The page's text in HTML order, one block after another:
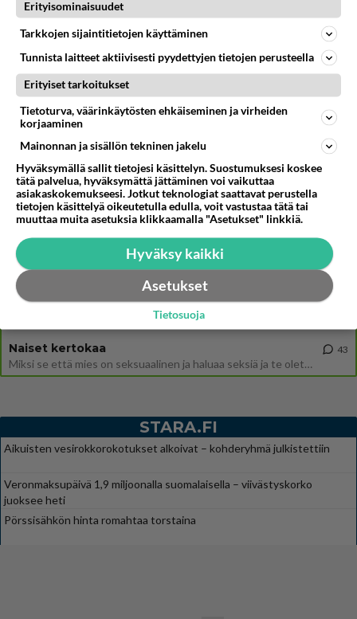
Muistatko? Kädestä suuhun elävä Satu sai jättimäisen rahasalkun
Henry-miljonääriltä
Tänä iltana tv:ssä - Vuoden 1992 katsotuin kotimainen elokuva
Olisitko uskonut, että nämä julkkikset lähtevät suosikkisarjaan?
Petolliset alkaa jättiyllätyksellä
2 km on nykyään liian pitkä koulumatka
Hesarissa päivitellään lapset joutuu nyt kulkemaan 2 km kouluun jösses. Ruostefillarilla tuo matka menee vaikka miten äk
Miesten tuijotus
Mutta mies vain tuijottaa, siinä vaiheessa käännän itse pään pois. Mikä juttu? Yleensä jos joku tuijottaa tai katsoo, hä
Uusioperheen aikuiset lapset tyhjentää jääkaapin käydessään
GALLUP: Mikä on arkiruokabravuurisi?
Naiset kertokaa
Miksi se että mies on seksuaalinen ja haluaa seksiä ja te olette hänen mielestänne haluttava on vastenmielistä? Mikä sii
43
STARA.FI
Aikuisten vesirokkorokotukset alkoivat – kohderyhmä julkistettiin
Veronmaksupäivä 1,9 miljoonalla suomalaisella – viivästyskorko
juoksee heti
Pörssisähkön hinta romahtaa torstaina
Erityisominaisuudet
Tarkkojen sijaintitietojen käyttäminen
Tunnista laitteet aktiivisesti pyydettyjen tietojen perusteella
Erityiset tarkoitukset
Tietoturva, väärinkäytösten ehkäiseminen ja virheiden
korjaaminen
Mainonnan ja sisällön tekninen jakelu
Hyväksymällä sallit tietojesi käsittelyn. Suostumuksesi koskee
tätä palvelua, hyväksymättä jättäminen voi vaikuttaa
asiakaskokemukseesi. Jotkut teknologiat saattavat perustella
tietojen käsittelyä oikeutetulla edulla, voit vastustaa tätä tai
muuttaa muita asetuksia klikkaamalla "Asetukset" linkkiä.
Hyväksy kaikki
Asetukset
Tietosuoja